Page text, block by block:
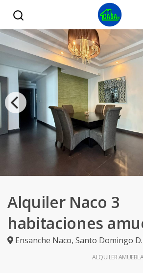
Alquiler Naco 3
habitaciones
Ensanche Naco, Santo Domingo
ALQUILER